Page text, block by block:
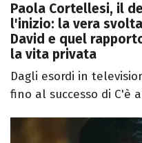
Paola Cortellesi, il
l'inizio: la vera
David e quel
la vita privata
Dagli esordi in
fino al successo di C'è